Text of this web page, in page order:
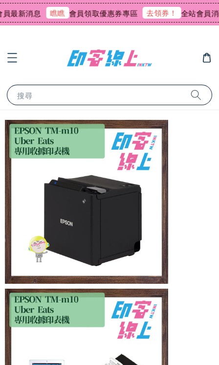
新消息 瞧瞧 會員領取優惠券專區 去領券！ 全站會員消
搜尋